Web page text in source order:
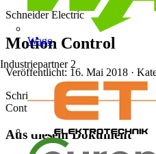
Wago
Industriepartner 2
Schneider Electric
Motion Control
Veröffentlicht: 16. Mai 2018 ·
Schrittmotorantriebe · Integrierte
Controller
Aus diesem Dokument